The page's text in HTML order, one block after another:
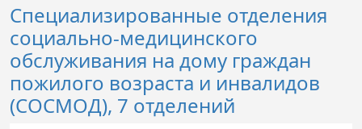
Специализированные отделения
социально-медицинского
обслуживания на дому граждан
пожилого возраста и инвалидов
(СОСМОД), 7 отделений